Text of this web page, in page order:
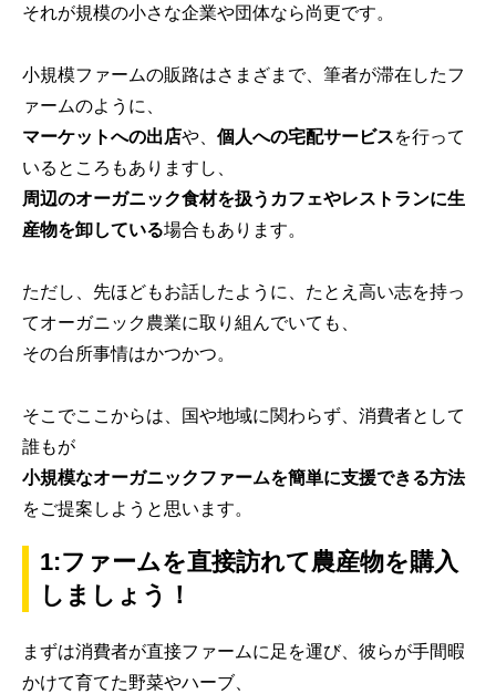
それが規模の小さな企業や団体なら尚更です。
小規模ファームの販路はさまざまで、筆者が滞在したフ
ァームのように、
マーケットへの出店や、 個人への宅配サービスを行って
いるところもありますし、
周辺のオーガニック食材を扱うカフェやレストランに生
産物を卸している場合もあります。
ただし、先ほどもお話したように、たとえ高い志を持っ
てオーガニック農業に取り組んでいても、
その台所事情はかつかつ。
そこでここからは、国や地域に関わらず、消費者として
誰もが
小規模なオーガニックファームを簡単に支援できる方法
をご提案しようと思います。
1:ファームを直接訪れて農産物を購入
しましょう！
まずは消費者が直接ファームに足を運び、彼らが手間暇
かけて育てた野菜やハーブ、